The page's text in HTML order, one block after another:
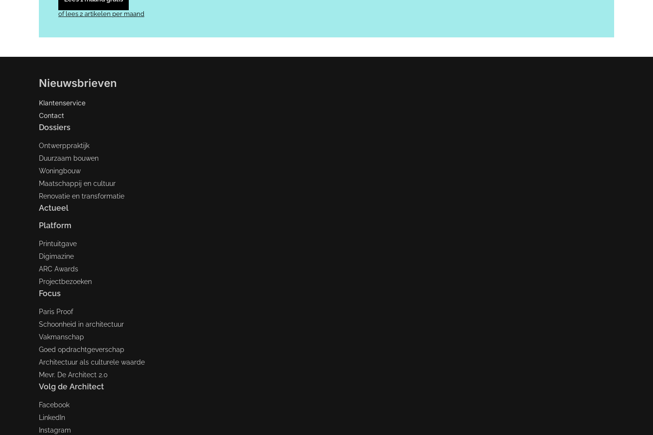
of lees 2 artikelen per maand
Nieuwsbrieven
Klantenservice
Contact
Dossiers
Ontwerppraktijk
Duurzaam bouwen
Woningbouw
Maatschappij en cultuur
Renovatie en transformatie
Actueel
Platform
Printuitgave
Digimazine
ARC Awards
Projectbezoeken
Focus
Paris Proof
Schoonheid in architectuur
Vakmanschap
Goed opdrachtgeverschap
Architectuur als culturele waarde
Mevr. De Architect 2.0
Volg de Architect
Facebook
LinkedIn
Instagram